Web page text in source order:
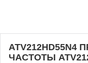
ЧАСТОТЫ